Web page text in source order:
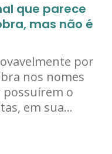
que parece
mas não é
por
nos nomes
o
em sua...